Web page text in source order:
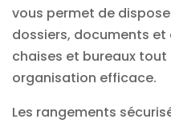
vous permet de
dossiers, documents
chaises et bureaux
organisation efficace.
Les rangements